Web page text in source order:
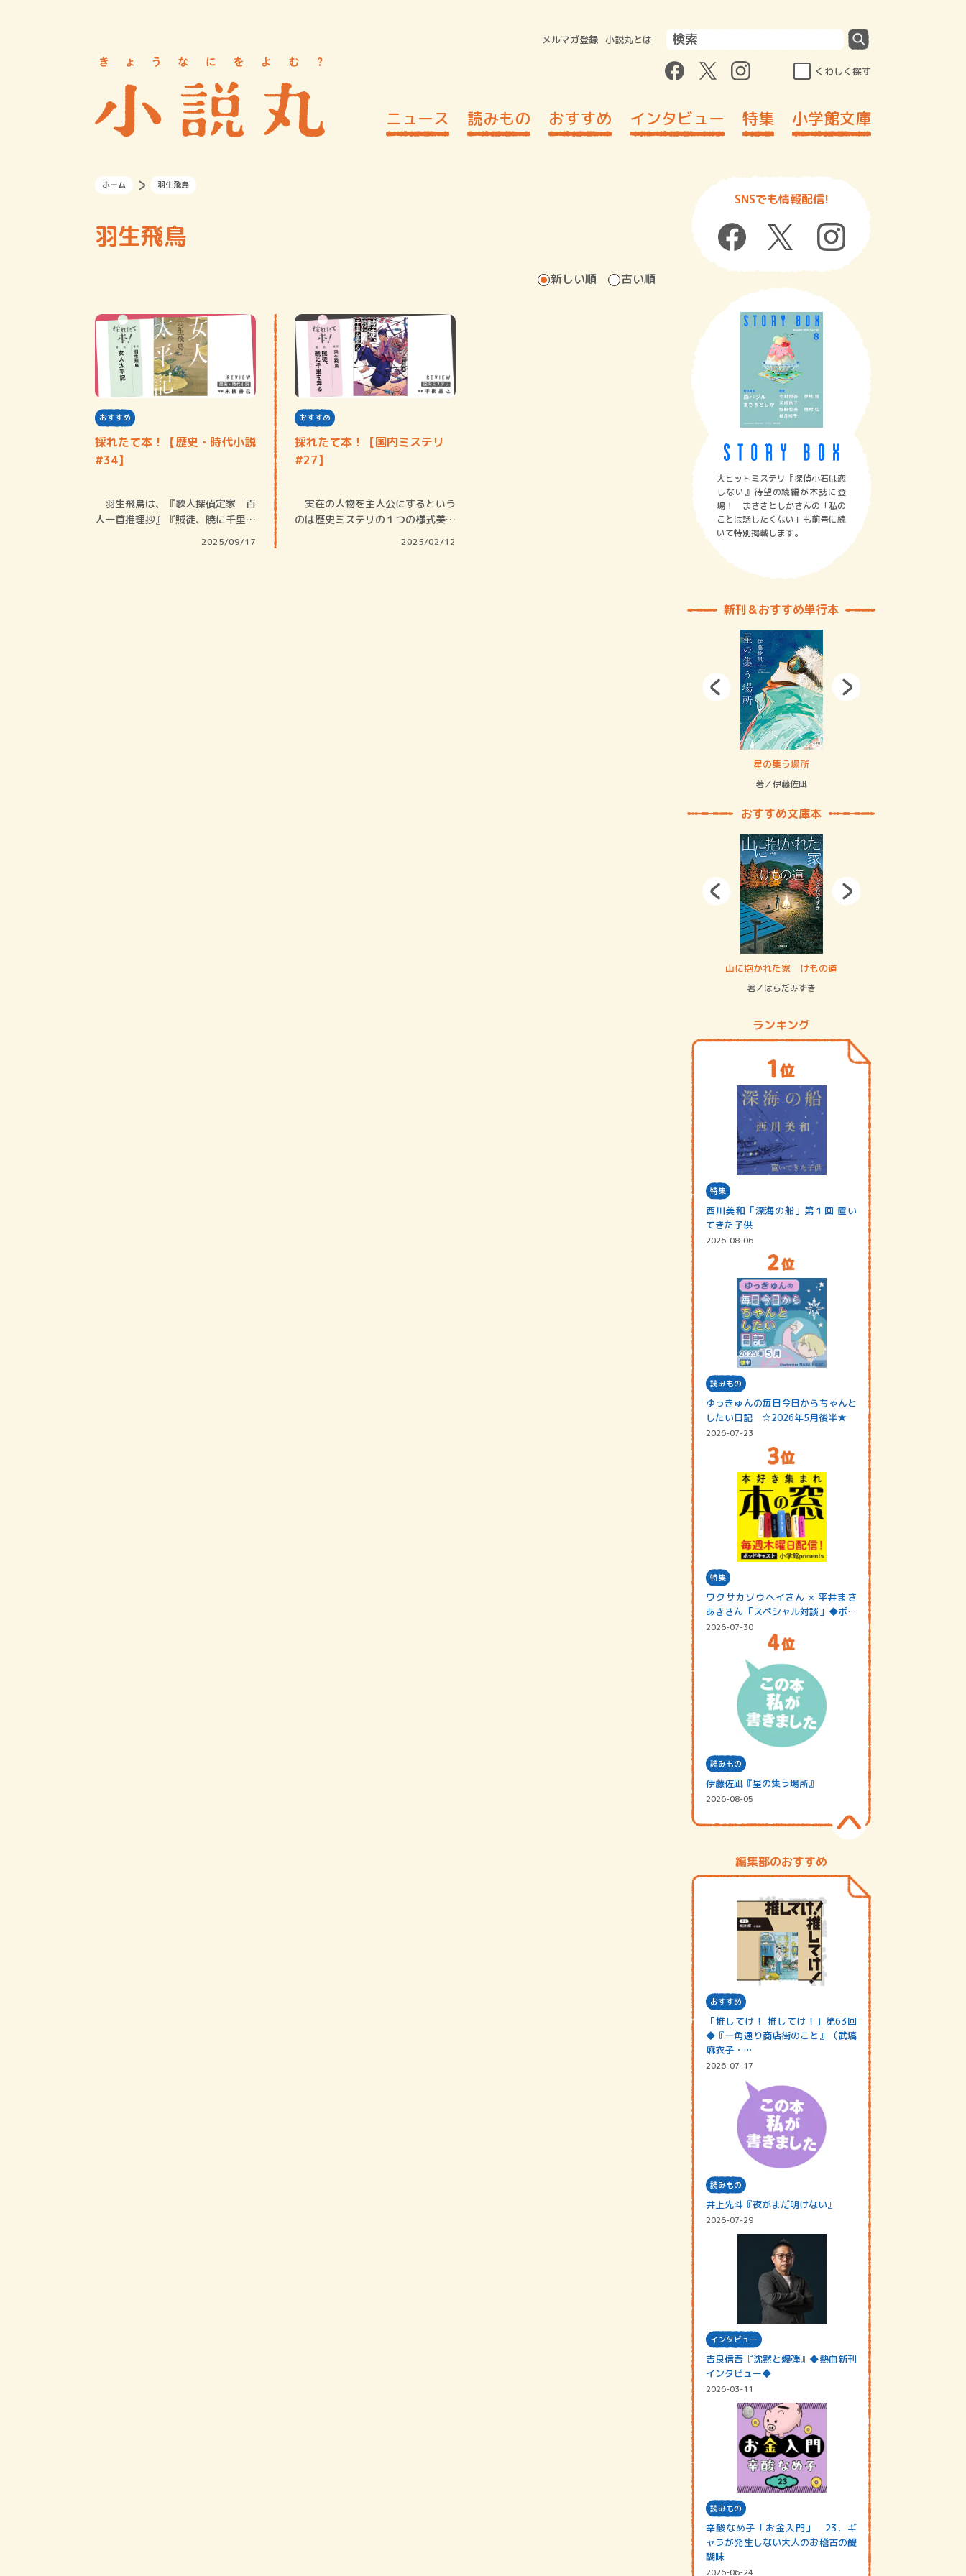
メルマガ登録 小説丸とは
くわしく探す
ニュース 読みもの おすすめ インタビュー 特集 小学館文庫
ホーム 羽生飛鳥
羽生飛鳥
新しい順 古い順
おすすめ
採れたて本！【歴史・時代小説
#34】
羽生飛鳥は、『歌人探偵定家 百
人一首推理抄』『賊徒、暁に千里を
2025/09/17
おすすめ
採れたて本！【国内ミステリ
#27】
実在の人物を主人公にするという
のは歴史ミステリの１つの様式美だ
2025/02/12
SNSでも情報配信!
大ヒットミステリ『探偵小石は恋
しない』待望の続編が本誌に登
場！ まさきとしかさんの「私の
ことは話したくない」も前号に続
いて特別掲載します。
新刊＆おすすめ単行本
星の集う場所
著／伊藤佐凪
おすすめ文庫本
山に抱かれた家 けもの道
著／はらだみずき
ランキング
特集
西川美和「深海の船」第１回 置い
てきた子供
2026-08-06
読みもの
ゆっきゅんの毎日今日からちゃんと
したい日記 ☆2026年5月後半★
2026-07-23
特集
ワクサカソウヘイさん × 平井まさ
あきさん「スペシャル対談」◆ポッ
ドキャスト…
2026-07-30
読みもの
伊藤佐凪『星の集う場所』
2026-08-05
編集部のおすすめ
おすすめ
「推してけ！ 推してけ！」第63回
◆『一角通り商店街のこと』（武塙
麻衣子・…
2026-07-17
読みもの
井上先斗『夜がまだ明けない』
2026-07-29
インタビュー
吉良信吾『沈黙と爆弾』◆熱血新刊
インタビュー◆
2026-03-11
読みもの
辛酸なめ子「お金入門」 23．ギ
ャラが発生しない大人のお稽古の醍
醐味
2026-06-24